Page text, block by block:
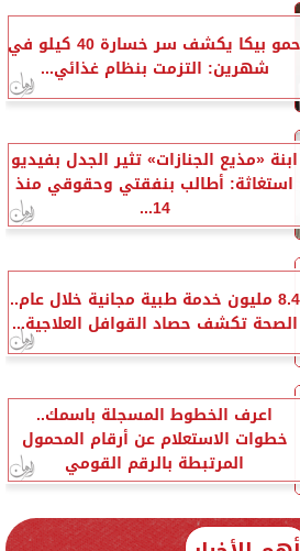
حمو بيكا يكشف سر خسارة 40 كيلو في
شهرين: التزمت بنظام غذائي...
ابنة «مذيع الجنازات» تثير الجدل بفيديو
استغاثة: أطالب بنفقتي وحقوقي منذ
14...
8.4 مليون خدمة طبية مجانية خلال عام..
الصحة تكشف حصاد القوافل العلاجية...
اعرف الخطوط المسجلة باسمك..
خطوات الاستعلام عن أرقام المحمول
المرتبطة بالرقم القومي